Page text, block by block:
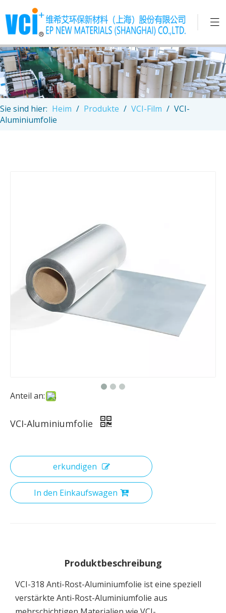
Sie sind hier: Heim / Produkte / VCI-Film / VCI-
Aluminiumfolie
Anteil an:
VCI-Aluminiumfolie
erkundigen
In den Einkaufswagen
Produktbeschreibung
VCI-318 Anti-Rost-Aluminiumfolie ist eine speziell
verstärkte Anti-Rost-Aluminiumfolie aus